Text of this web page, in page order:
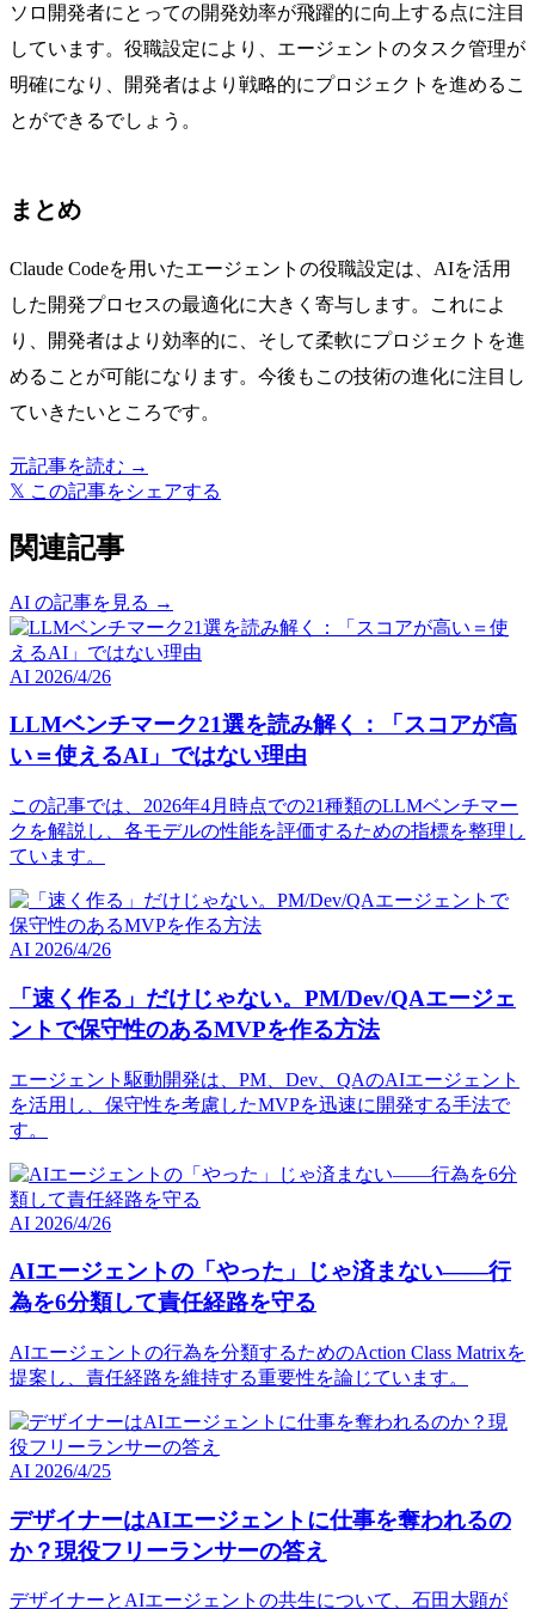
ソロ開発者にとっての開発効率が飛躍的に向上する点に注目
しています。役職設定により、エージェントのタスク管理が
明確になり、開発者はより戦略的にプロジェクトを進めるこ
とができるでしょう。
まとめ
Claude Codeを用いたエージェントの役職設定は、AIを活用
した開発プロセスの最適化に大きく寄与します。これによ
り、開発者はより効率的に、そして柔軟にプロジェクトを進
めることが可能になります。今後もこの技術の進化に注目し
ていきたいところです。
元記事を読む →
𝕏 この記事をシェアする
関連記事
AI の記事を見る →
AI 2026/4/26
LLMベンチマーク21選を読み解く：「スコアが高
い＝使えるAI」ではない理由
この記事では、2026年4月時点での21種類のLLMベンチマー
クを解説し、各モデルの性能を評価するための指標を整理し
ています。
AI 2026/4/26
「速く作る」だけじゃない。PM/Dev/QAエージェ
ントで保守性のあるMVPを作る方法
エージェント駆動開発は、PM、Dev、QAのAIエージェント
を活用し、保守性を考慮したMVPを迅速に開発する手法で
す。
AI 2026/4/26
AIエージェントの「やった」じゃ済まない――行
為を6分類して責任経路を守る
AIエージェントの行為を分類するためのAction Class Matrixを
提案し、責任経路を維持する重要性を論じています。
AI 2026/4/25
デザイナーはAIエージェントに仕事を奪われるの
か？現役フリーランサーの答え
デザイナーとAIエージェントの共生について、石田大顕が